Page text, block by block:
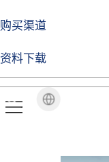
购买渠道
资料下载
品牌视角